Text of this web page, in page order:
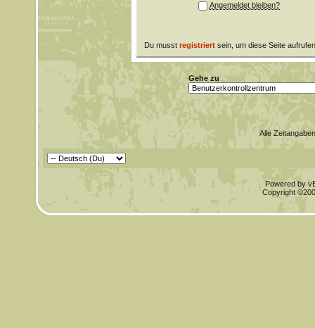
Angemeldet bleiben?
Du musst registriertsein, um diese Seite
Gehe zu
Alle
Powered by
Copyright